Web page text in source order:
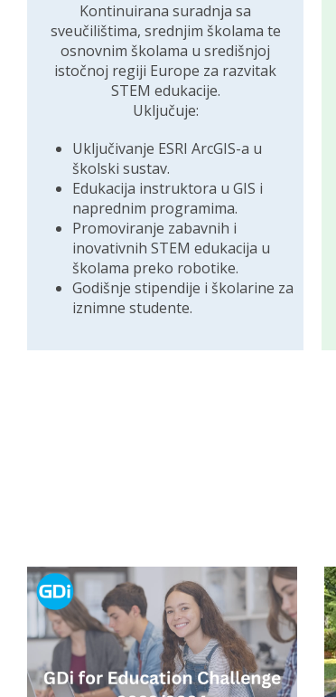
Kontinuirana suradnja sa
sveučilištima, srednjim školama te
osnovnim školama u središnjoj
istočnoj regiji Europe za razvitak
STEM edukacije.
Uključuje:
Uključivanje ESRI ArcGIS-a u
školski sustav.
Edukacija instruktora u GIS i
naprednim programima.
Promoviranje zabavnih i
inovativnih STEM edukacija u
školama preko robotike.
Godišnje stipendije i školarine za
iznimne studente.